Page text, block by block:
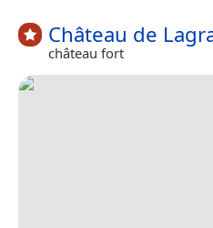
Château de
château fort